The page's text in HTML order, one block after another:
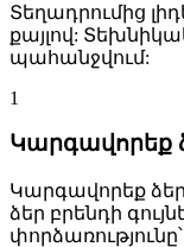
Տեղադրումից
քայլով:
պահանջվում:
1
Կարգավորեք
Կարգավորեք
ձեր բրենդի